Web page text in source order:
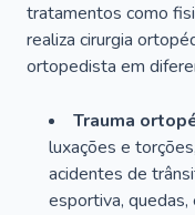
tratamentos como
realiza cirurgia
ortopedista em
Trauma
luxações e
acidentes de
esportiva,